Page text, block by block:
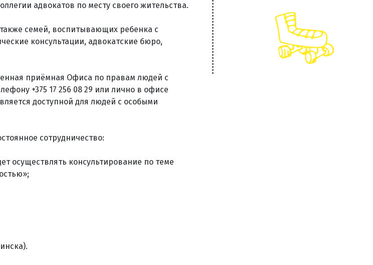
адвокатов по месту своего жительства.
семей, воспитывающих ребенка с
консультации, адвокатские бюро,
приёмная Офиса по правам людей с
+375 17 256 08 29 или лично в офисе
доступной для людей с особыми
сотрудничество:
осуществлять консультирование по теме